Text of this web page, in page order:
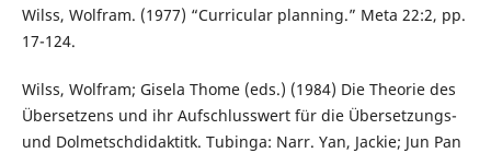
Wilss, Wolfram. (1977) “Curricular planning.” Meta 22:2, pp.
17-124.
Wilss, Wolfram; Gisela Thome (eds.) (1984) Die Theorie des
Übersetzens und ihr Aufschlusswert für die Übersetzungs-
und Dolmetschdidaktitk. Tubinga: Narr. Yan, Jackie; Jun Pan